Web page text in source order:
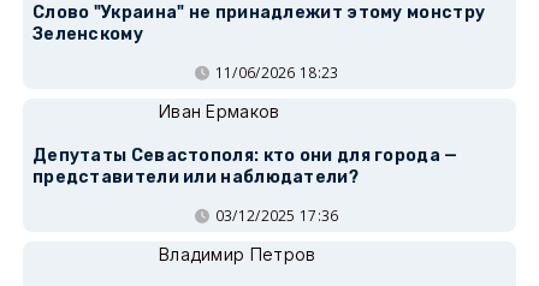
Слово "Украина" не принадлежит этому монстру
Зеленскому
11/06/2026 18:23
Иван Ермаков
Депутаты Севастополя: кто они для города —
представители или наблюдатели?
03/12/2025 17:36
Владимир Петров